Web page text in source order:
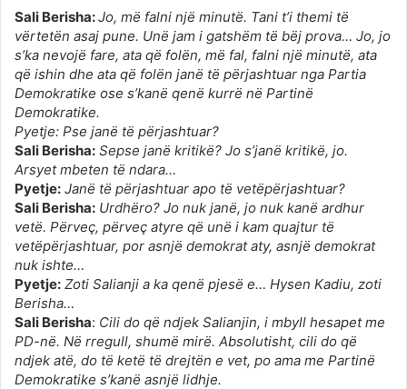
Sali Berisha:Jo, më falni një minutë. Tani t’i themi të
vërtetën asaj pune. Unë jam i gatshëm të bëj prova… Jo, jo
s’ka nevojë fare, ata që folën, më fal, falni një minutë, ata
që ishin dhe ata që folën janë të përjashtuar nga Partia
Demokratike ose s’kanë qenë kurrë në Partinë
Demokratike.
Pyetje: Pse janë të përjashtuar?
Sali Berisha: Sepse janë kritikë? Jo s’janë kritikë, jo.
Arsyet mbeten të ndara…
Pyetje: Janë të përjashtuar apo të vetëpërjashtuar?
Sali Berisha: Urdhëro? Jo nuk janë, jo nuk kanë ardhur
vetë. Përveç, përveç atyre që unë i kam quajtur të
vetëpërjashtuar, por asnjë demokrat aty, asnjë demokrat
nuk ishte…
Pyetje: Zoti Salianji a ka qenë pjesë e… Hysen Kadiu, zoti
Berisha…
Sali Berisha: Cili do që ndjek Salianjin, i mbyll hesapet me
PD-në. Në rregull, shumë mirë. Absolutisht, cili do që
ndjek atë, do të ketë të drejtën e vet, po ama me Partinë
Demokratike s’kanë asnjë lidhje.